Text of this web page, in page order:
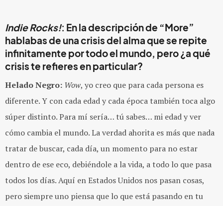
Indie Rocks!: En la descripción de “More”
hablabas de una crisis del alma que se repite
infinitamente por todo el mundo, pero ¿a qué
crisis te refieres en particular?
Helado Negro: Wow, yo creo que para cada persona es
diferente. Y con cada edad y cada época también toca algo
súper distinto. Para mí sería… tú sabes… mi edad y ver
cómo cambia el mundo. La verdad ahorita es más que nada
tratar de buscar, cada día, un momento para no estar
dentro de ese eco, debiéndole a la vida, a todo lo que pasa
todos los días. Aquí en Estados Unidos nos pasan cosas,
pero siempre uno piensa que lo que está pasando en tu